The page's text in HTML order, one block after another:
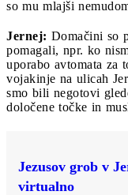
so mu mlajši
Jernej: Domačini so
pomagali, npr. ko
uporabo avtomata za
vojakinje na ulicah
smo bili negotovi
določene točke in
Jezusov grob v
virtualno